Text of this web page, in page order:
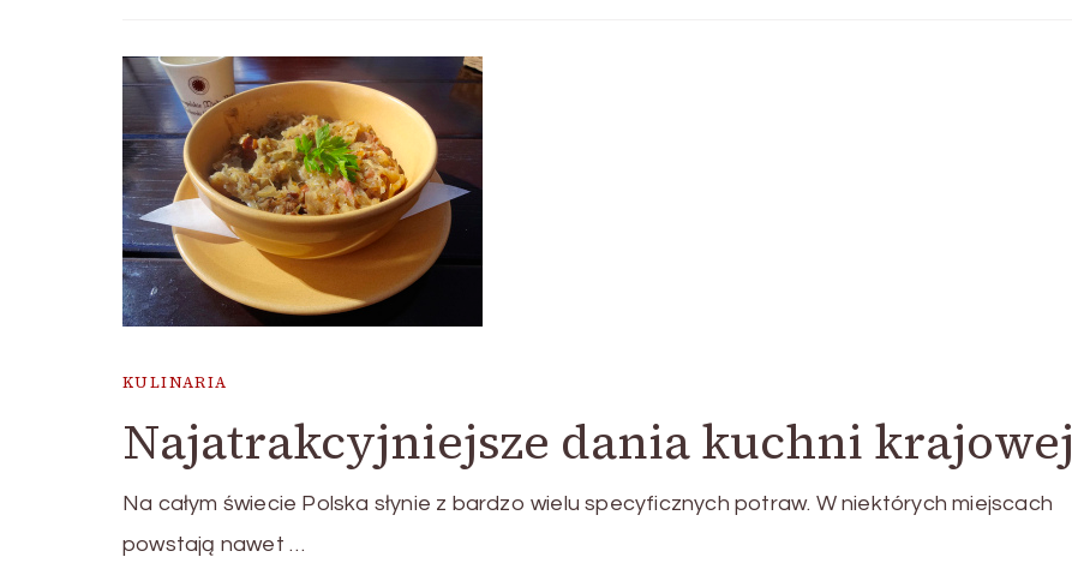
KULINARIA
Najatrakcyjniejsze dania kuchni krajowej
Na całym świecie Polska słynie z bardzo wielu specyficznych potraw. W niektórych miejscach
powstają nawet …